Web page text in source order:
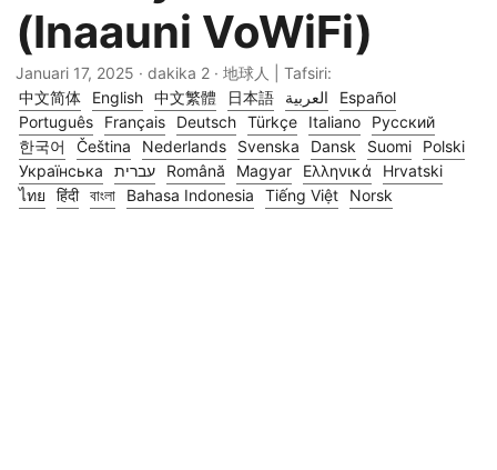
(Inaauni VoWiFi)
Januari 17, 2025 · dakika 2 · 地球人 | Tafsiri:
中文简体
English 中文繁體 日本語 العربية
Español
Português
Français Deutsch Türkçe Italiano
Русский
한국어
Čeština Nederlands Svenska Dansk Suomi
Polski
Українська
עברית Română Magyar Ελληνικά
Hrvatski
ไทย
हिंदी বাংলা Bahasa Indonesia Tiếng Việt Norsk